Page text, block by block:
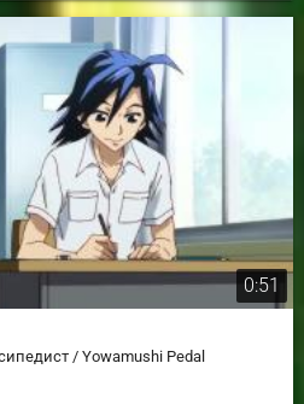
0:51
/ Yowamushi Pedal